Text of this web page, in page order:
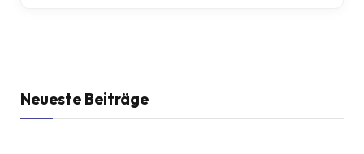
Neueste Beiträge